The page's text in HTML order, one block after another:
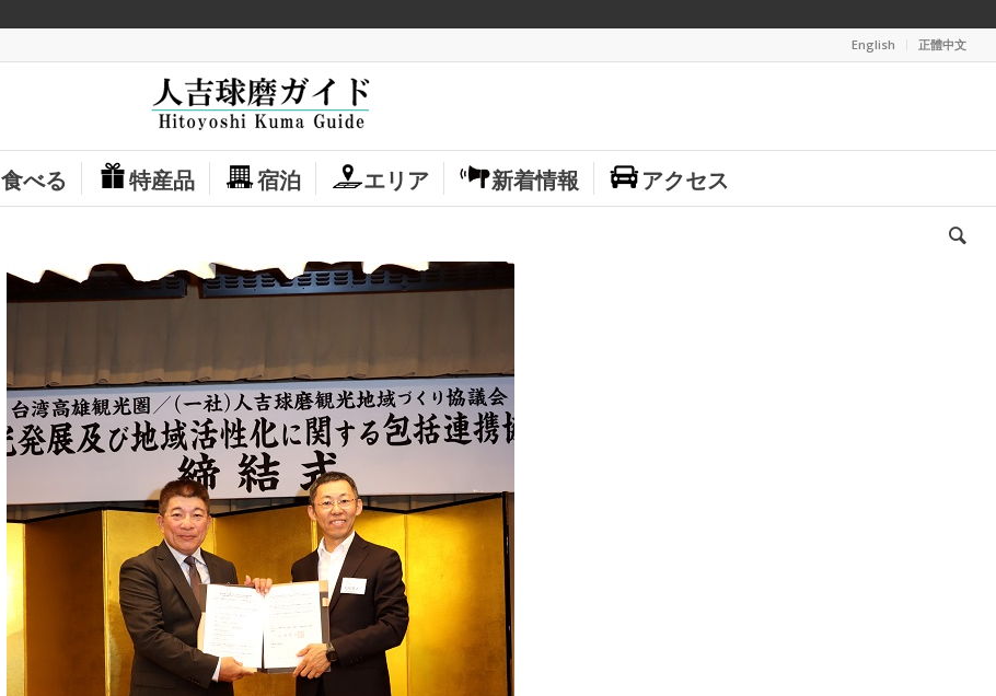
English 正體中文
食べる 特産品 宿泊 エリア 新着情報
アクセス
高雄観光圏代表（高雄市国際サイクルツ
ーリズム促進協会）の楊忠原会長と人吉
球磨観光地域づくり協議会会長松岡会長